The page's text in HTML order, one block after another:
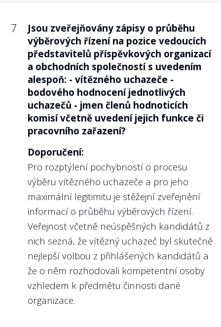
Je příslušná osoba připravena evidovat
anonymní oznámení pro případ, že v
budoucnu vyjde najevo identita
oznamovatele, aby se na něj vztahovala
ochrana před odvetným opatřením?
Doporučení:
Umožňuje vnitřní oznamovací systém
města/kraje podání oznámení
prostřednictvím aplikace, která splňuje
vysoké standardy bezpečí a zároveň
zjednodušuje komunikaci mezi
oznamovatelem a příslušnou osobou?
Doporučení:
Speciální webové aplikace vyvinuté pro
komunikaci oznamovatele s příslušnou
osobou přináší řadu výhod nad rámec
7
Jsou zveřejňovány zápisy o průběhu
výběrových řízení na pozice vedoucích
představitelů příspěvkových organizací
a obchodních společností s uvedením
alespoň: - vítězného uchazeče -
bodového hodnocení jednotlivých
uchazečů - jmen členů hodnoticích
komisí včetně uvedení jejich funkce či
pracovního zařazení?
Doporučení:
Pro rozptýlení pochybností o procesu
výběru vítězného uchazeče a pro jeho
maximální legitimitu je stěžejní zveřejnění
informací o průběhu výběrových řízení.
Veřejnost včetně neúspěšných kandidátů z
nich sezná, že vítězný uchazeč byl skutečně
nejlepší volbou z přihlášených kandidátů a
že o něm rozhodovali kompetentní osoby
vzhledem k předmětu činnosti dané
organizace.